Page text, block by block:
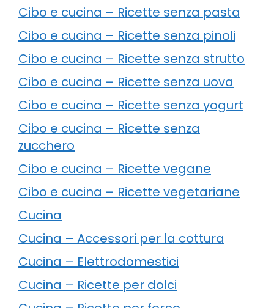
Cibo e cucina – Ricette senza pasta
Cibo e cucina – Ricette senza pinoli
Cibo e cucina – Ricette senza strutto
Cibo e cucina – Ricette senza uova
Cibo e cucina – Ricette senza yogurt
Cibo e cucina – Ricette senza
zucchero
Cibo e cucina – Ricette vegane
Cibo e cucina – Ricette vegetariane
Cucina
Cucina – Accessori per la cottura
Cucina – Elettrodomestici
Cucina – Ricette per dolci